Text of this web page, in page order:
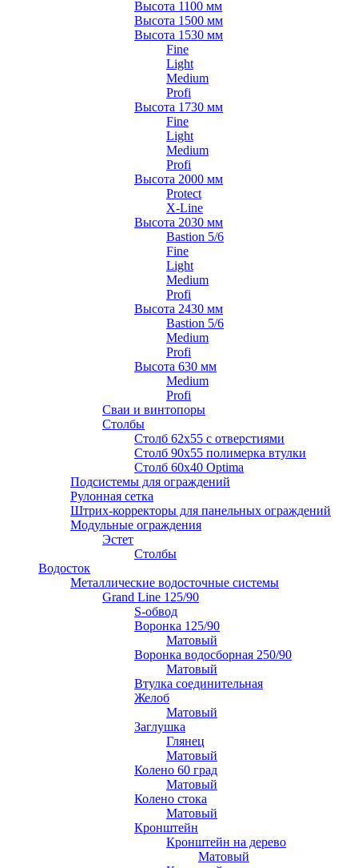
Высота 1100 мм
Высота 1500 мм
Высота 1530 мм
Fine
Light
Medium
Profi
Высота 1730 мм
Fine
Light
Medium
Profi
Высота 2000 мм
Protect
X-Line
Высота 2030 мм
Bastion 5/6
Fine
Light
Medium
Profi
Высота 2430 мм
Bastion 5/6
Medium
Profi
Высота 630 мм
Medium
Profi
Сваи и винтопоры
Столбы
Cтолб 62х55 с отверстиями
Cтолб 90х55 полимерка втулки
Столб 60х40 Optima
Подсистемы для ограждений
Рулонная сетка
Штрих-корректоры для панельных ограждений
Модульные ограждения
Эстет
Столбы
Водосток
Металлические водосточные системы
Grand Line 125/90
S-обвод
Воронка 125/90
Матовый
Воронка водосборная 250/90
Матовый
Втулка соединительная
Желоб
Матовый
Заглушка
Глянец
Матовый
Колено 60 град
Матовый
Колено стока
Матовый
Кронштейн
Кронштейн на дерево
Матовый